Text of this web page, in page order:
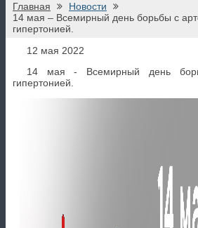
Главная
Новости
14 мая – Всемирный день борьбы с
гипертонией.
12 мая 2022
14 мая - Всемирный день
гипертонией.